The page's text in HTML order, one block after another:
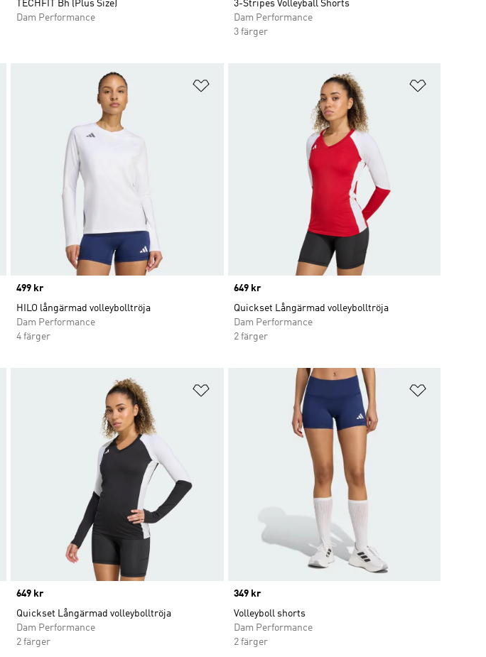
TECHFIT Bh (Plus Size)
Dam Performance
3-Stripes Volleyball Shorts
Dam Performance
3 färger
Lägg till på önskelistan Lägg till på önskelistan
Price
499 kr
HILO långärmad volleybolltröja
Dam Performance
4 färger
Price
649 kr
Quickset Långärmad volleybolltröja
Dam Performance
2 färger
Lägg till på önskelistan Lägg till på önskelistan
Price
649 kr
Quickset Långärmad volleybolltröja
Dam Performance
2 färger
Price
349 kr
Volleyboll shorts
Dam Performance
2 färger